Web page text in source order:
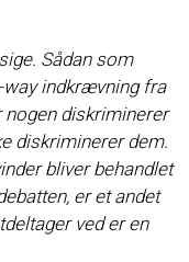
Sådan som
way indkrævning fra
nogen diskriminerer
diskriminerer dem.
bliver behandlet
er et andet
ved er en